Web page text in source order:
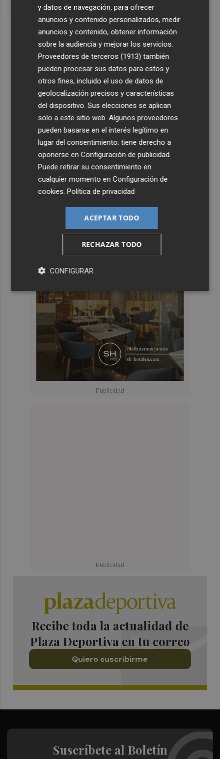
Recibe toda la actualidad de
Plaza Deportiva en tu correo
Quiero suscribirme
Suscríbete al Boletín
y datos de navegación, para ofrecer
anuncios y contenido personalizados, medir
anuncios y contenido, obtener información
sobre la audiencia y mejorar los servicios.
Proveedores de terceros (1913) también
pueden procesar sus datos para estos y
otros fines, incluido el uso de datos de
geolocalización precisos y características
del dispositivo. Sus elecciones se aplican
solo a este sitio web. Algunos proveedores
pueden basarse en el interés legítimo en
lugar del consentimiento; tiene derecho a
oponerse enConfiguración de publicidad.
Puede retirar su consentimiento en
cualquier momento enConfiguración de
cookies.Política de privacidad
ACEPTAR TODO
RECHAZAR TODO
CONFIGURAR